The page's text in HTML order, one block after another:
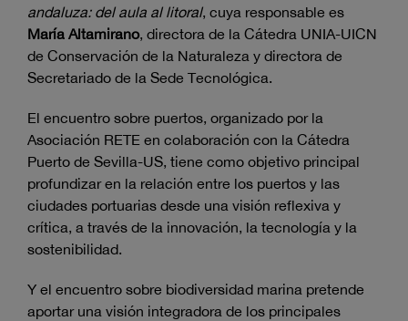
andaluza: del aula al litoral, cuya responsable es
María Altamirano, directora de la Cátedra UNIA-UICN
de Conservación de la Naturaleza y directora de
Secretariado de la Sede Tecnológica.
El encuentro sobre puertos, organizado por la
Asociación RETE en colaboración con la Cátedra
Puerto de Sevilla-US, tiene como objetivo principal
profundizar en la relación entre los puertos y las
ciudades portuarias desde una visión reflexiva y
crítica, a través de la innovación, la tecnología y la
sostenibilidad.
Y el encuentro sobre biodiversidad marina pretende
aportar una visión integradora de los principales